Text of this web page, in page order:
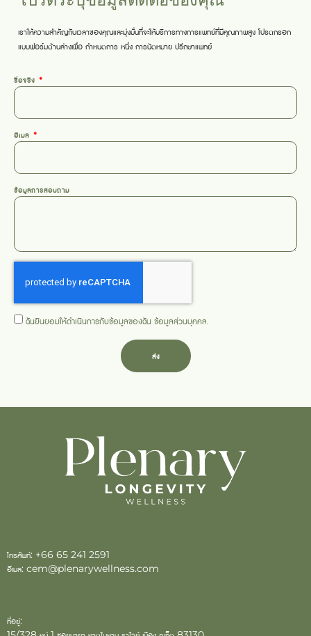
เราให้ความสำคัญกับเวลาของคุณและมุ่งมั่นที่จะให้บริการทางการแพทย์ที่มีคุณภาพสูง โปรดกรอก
แบบฟอร์มด้านล่างเพื่อ กำหนดการ หนึ่ง การนัดหมาย ปรึกษาแพทย์
ชื่อจริง
อีเมล
ข้อมูลการสอบถาม
ฉันยินยอมให้ดำเนินการกับข้อมูลของฉัน ข้อมูลส่วนบุคคล.
ส่ง
โทรศัพท์: +66 65 241 2591
อีเมล: cem@plenarywellness.com
ที่อยู่: